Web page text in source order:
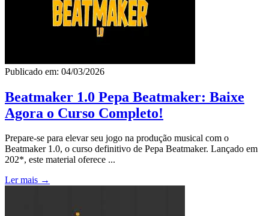
Publicado em: 04/03/2026
Beatmaker 1.0 Pepa Beatmaker: Baixe
Agora o Curso Completo!
Prepare-se para elevar seu jogo na produção musical com o
Beatmaker 1.0, o curso definitivo de Pepa Beatmaker. Lançado em
202*, este material oferece ...
Ler mais →